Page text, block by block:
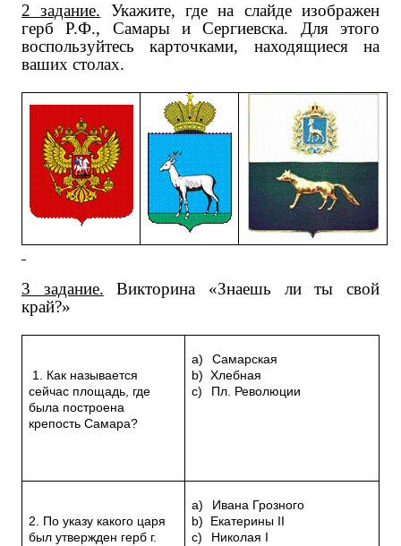
2 задание. Укажите, где на слайде изображен
герб Р.Ф., Самары и Сергиевска. Для этого
воспользуйтесь карточками, находящиеся на
ваших столах.
3 задание. Викторина «Знаешь ли ты свой
край?»
1. Как называется
сейчас площадь, где
была построена
крепость Самара?
a)
Самарская
b)
Хлебная
c)
Пл. Революции
2. По указу какого царя
был утвержден герб г.
a)
Ивана Грозного
b)
Екатерины
c)
Николая